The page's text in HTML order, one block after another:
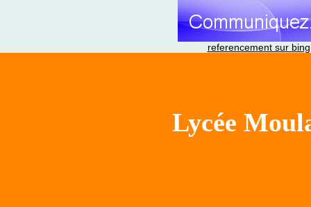
referencement sur bing
Lycée